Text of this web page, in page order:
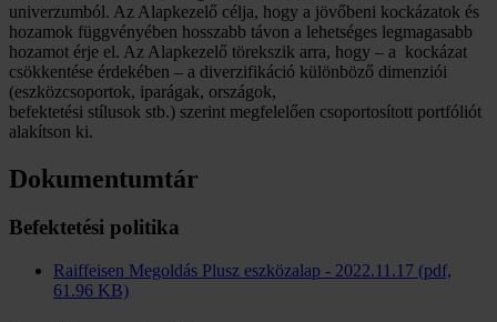
univerzumból. Az Alapkezelő célja, hogy a jövőbeni kockázatok és
hozamok függvényében hosszabb távon a lehetséges legmagasabb
hozamot érje el. Az Alapkezelő törekszik arra, hogy – a kockázat
csökkentése érdekében – a diverzifikáció különböző dimenziói
(eszközcsoportok, iparágak, országok,
befektetési stílusok stb.) szerint megfelelően csoportosított portfóliót
alakítson ki.
Dokumentumtár
Befektetési politika
Raiffeisen Megoldás Plusz eszközalap - 2022.11.17 (pdf,
61.96 KB)